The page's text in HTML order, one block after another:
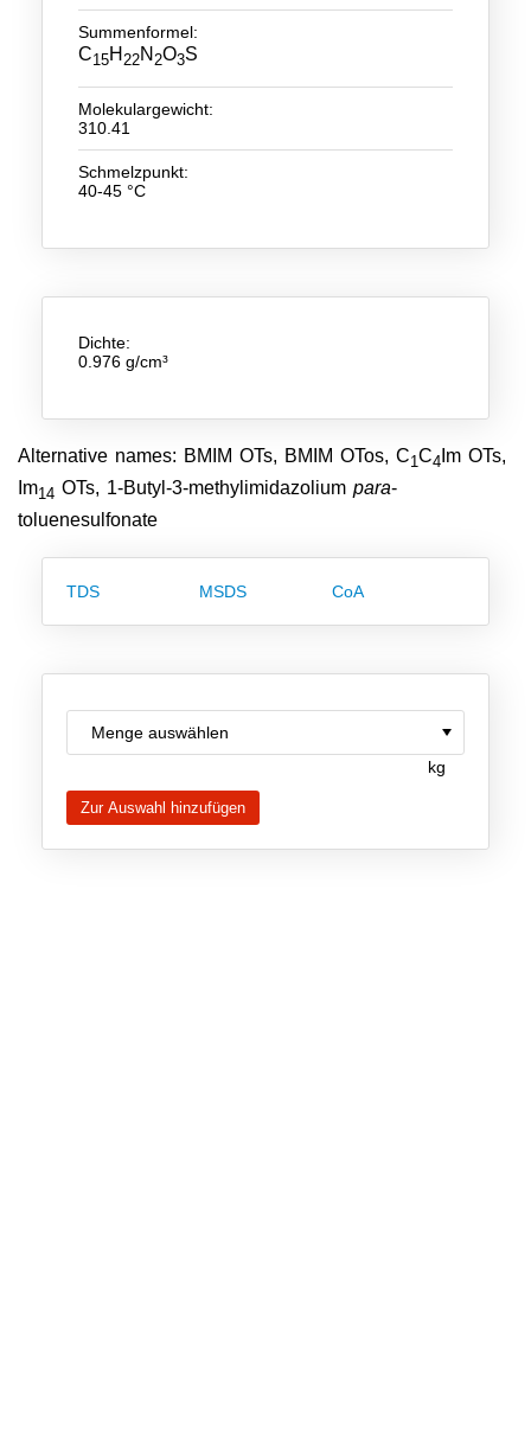
Ionische Flüssigkeiten
Elektrolyte
Lösungsmittel
Unternehmen
Investor Relations
Karriere
Summenformel:
C15H 22N 2O3S
Molekulargewicht:
310.41
Schmelzpunkt:
40-45 °C
Dichte:
0.976 g/cm³
Alternative names: BMIM OTs, BMIM OTos, C1 C4 Im OTs,
Im14 OTs, 1-Butyl-3-methylimidazolium para-
toluenesulfonate
TDS MSDS CoA
kg